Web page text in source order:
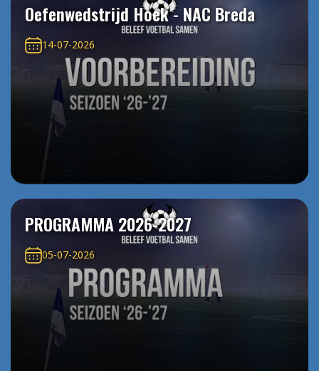
Oefenwedstrijd Hoek - NAC Breda
14-07-2026
PROGRAMMA 2026-2027
05-07-2026